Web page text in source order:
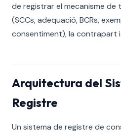
de registrar el mecanisme de
(SCCs, adequació, BCRs,
consentiment), la contrapart
Arquitectura del
Registre
Un sistema de registre de